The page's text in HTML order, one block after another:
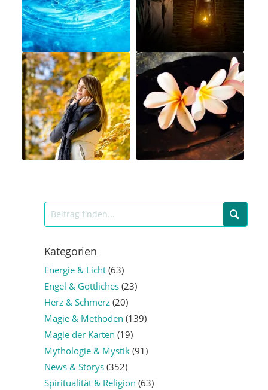
Kategorien
Energie & Licht(63)
Engel & Göttliches(23)
Herz & Schmerz(20)
Magie & Methoden (139)
Magie der Karten (19)
Mythologie & Mystik(91)
News & Storys(352)
Spiritualität & Religion (63)